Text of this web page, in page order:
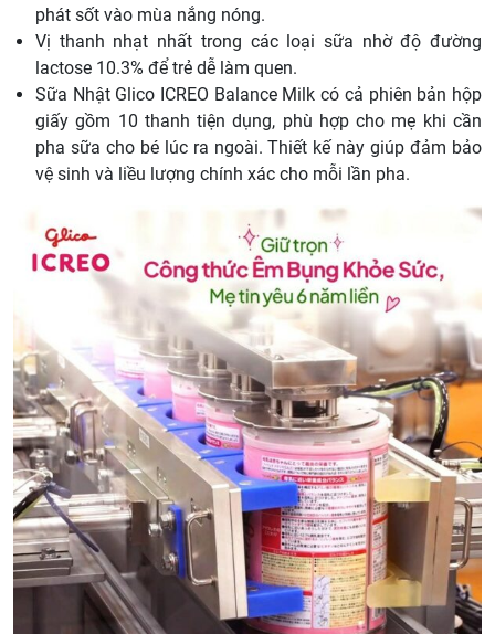
phát sốt vào mùa nắng nóng.
Vị thanh nhạt nhất trong các loại sữa nhờ độ đường
lactose 10.3% để trẻ dễ làm quen.
Sữa Nhật Glico ICREO Balance Milk có cả phiên bản hộp
giấy gồm 10 thanh tiện dụng, phù hợp cho mẹ khi cần
pha sữa cho bé lúc ra ngoài. Thiết kế này giúp đảm bảo
vệ sinh và liều lượng chính xác cho mỗi lần pha.